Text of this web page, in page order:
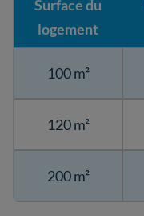
Surface du
logement
100 m²
120 m²
200 m²